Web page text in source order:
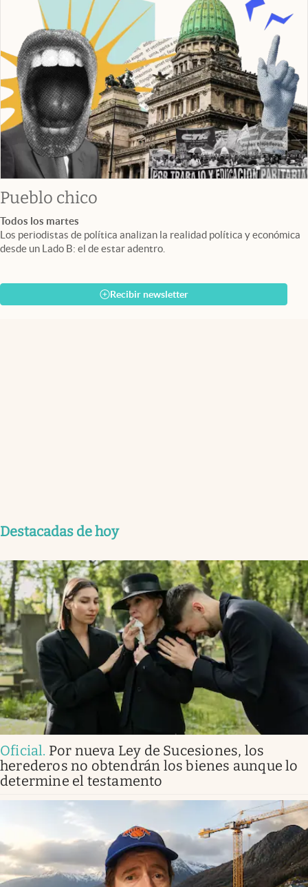
Pueblo chico
Todos los martes
Los periodistas de política analizan la realidad política y económica
desde un Lado B: el de estar adentro.
Recibir newsletter
Destacadas de hoy
Oficial. Por nueva Ley de Sucesiones, los
herederos no obtendrán los bienes aunque lo
determine el testamento